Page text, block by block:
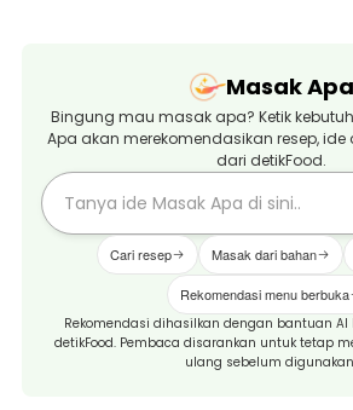
Masak Apa
Bingung mau masak apa? Ketik
Apa akan merekomendasikan resep,
dari detikFood.
Cari resep Masak dari bahan
Rekomendasi menu berbuka
Rekomendasi dihasilkan dengan bantuan AI
detikFood. Pembaca disarankan untuk tetap
ulang sebelum